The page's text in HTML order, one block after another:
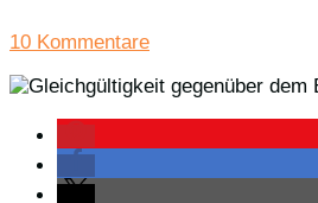
10 Kommentare